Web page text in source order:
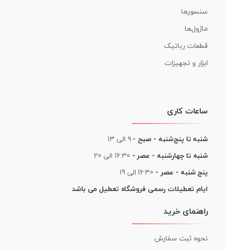
سنسورها
ماژول‌ها
قطعات رباتیک
ابزار و تجهیزات
ساعات کاری
شنبه تا پنج‌شنبه - صبح - ۹ الی ۱۳
شنبه تا چهارشنبه - عصر - 16:30 الی 20
پنج شنبه - عصر - 16:30 الی 19
ایام تعطیلات رسمی فروشگاه تعطیل می باشد
راهنمای خرید
نحوه ثبت سفارش